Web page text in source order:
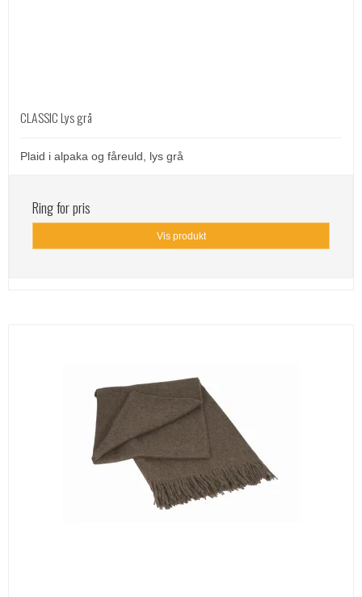
CLASSIC Lys grå
Plaid i alpaka og fåreuld, lys grå
Ring for pris
Vis produkt